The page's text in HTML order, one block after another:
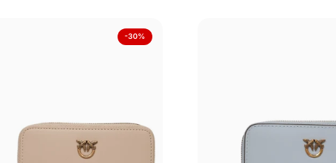
-30%